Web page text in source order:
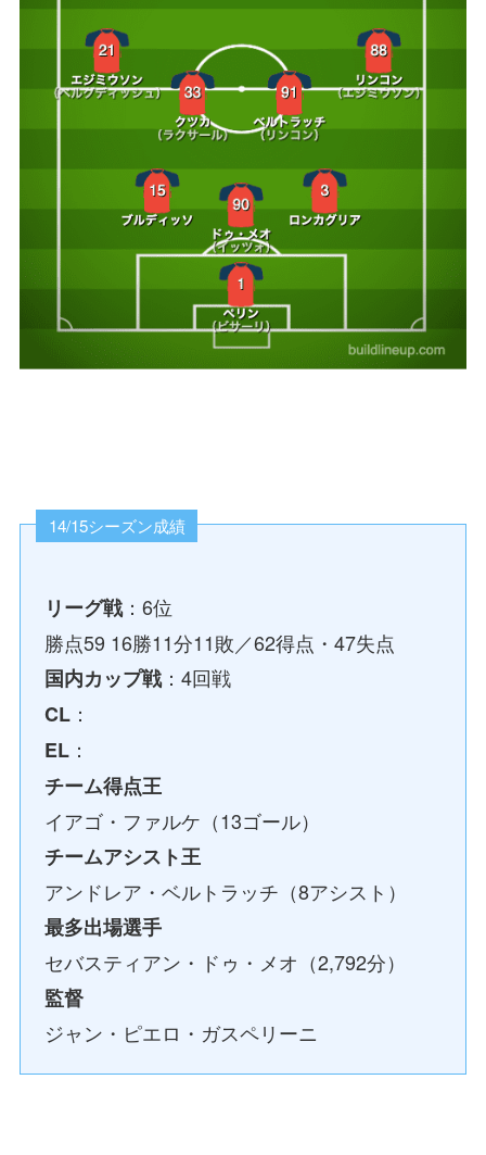
14/15シーズン成績
リーグ戦：6位
勝点59 16勝11分11敗／62得点・47失点
国内カップ戦：4回戦
CL ：
EL ：
チーム得点王
イアゴ・ファルケ（13ゴール）
チームアシスト王
アンドレア・ベルトラッチ（8アシスト）
最多出場選手
セバスティアン・ドゥ・メオ（2,792分）
監督
ジャン・ピエロ・ガスペリーニ